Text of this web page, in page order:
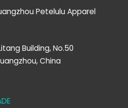
Petelulu Apparel
Building, No.50
China